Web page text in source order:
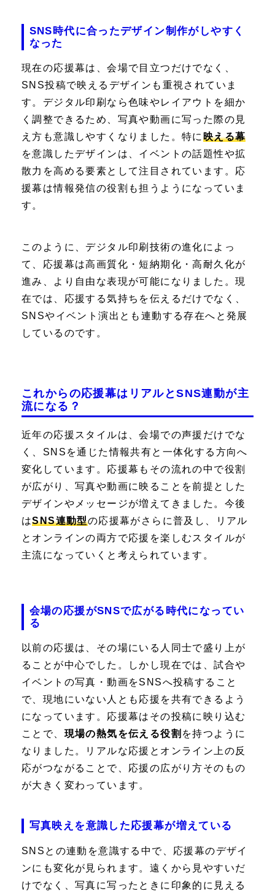
SNS時代に合ったデザイン制作がしやすく
なった
現在の応援幕は、会場で目立つだけでなく、
SNS投稿で映えるデザインも重視されていま
す。デジタル印刷なら色味やレイアウトを細か
く調整できるため、写真や動画に写った際の見
え方も意識しやすくなりました。特に 映える幕
を意識したデザインは、イベントの話題性や拡
散力を高める要素として注目されています。応
援幕は情報発信の役割も担うようになっていま
す。
このように、デジタル印刷技術の進化によっ
て、応援幕は高画質化・短納期化・高耐久化が
進み、より自由な表現が可能になりました。現
在では、応援する気持ちを伝えるだけでなく、
SNSやイベント演出とも連動する存在へと発展
しているのです。
これからの応援幕はリアルとSNS連動が主
流になる？
近年の応援スタイルは、会場での声援だけでな
く、SNSを通じた情報共有と一体化する方向へ
変化しています。応援幕もその流れの中で役割
が広がり、写真や動画に映ることを前提とした
デザインやメッセージが増えてきました。今後
はSNS連動型の応援幕がさらに普及し、リアル
とオンラインの両方で応援を楽しむスタイルが
主流になっていくと考えられています。
会場の応援がSNSで広がる時代になってい
る
以前の応援は、その場にいる人同士で盛り上が
ることが中心でした。しかし現在では、試合や
イベントの写真・動画をSNSへ投稿すること
で、現地にいない人とも応援を共有できるよう
になっています。応援幕はその投稿に映り込む
ことで、 現場の熱気を伝える役割 を持つように
なりました。リアルな応援とオンライン上の反
応がつながることで、応援の広がり方そのもの
が大きく変わっています。
写真映えを意識した応援幕が増えている
SNSとの連動を意識する中で、応援幕のデザイ
ンにも変化が見られます。遠くから見やすいだ
けでなく、写真に写ったときに印象的に見える